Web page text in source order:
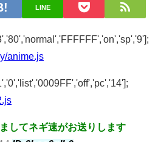
LINE
anime.js
してネギ速がお送りします